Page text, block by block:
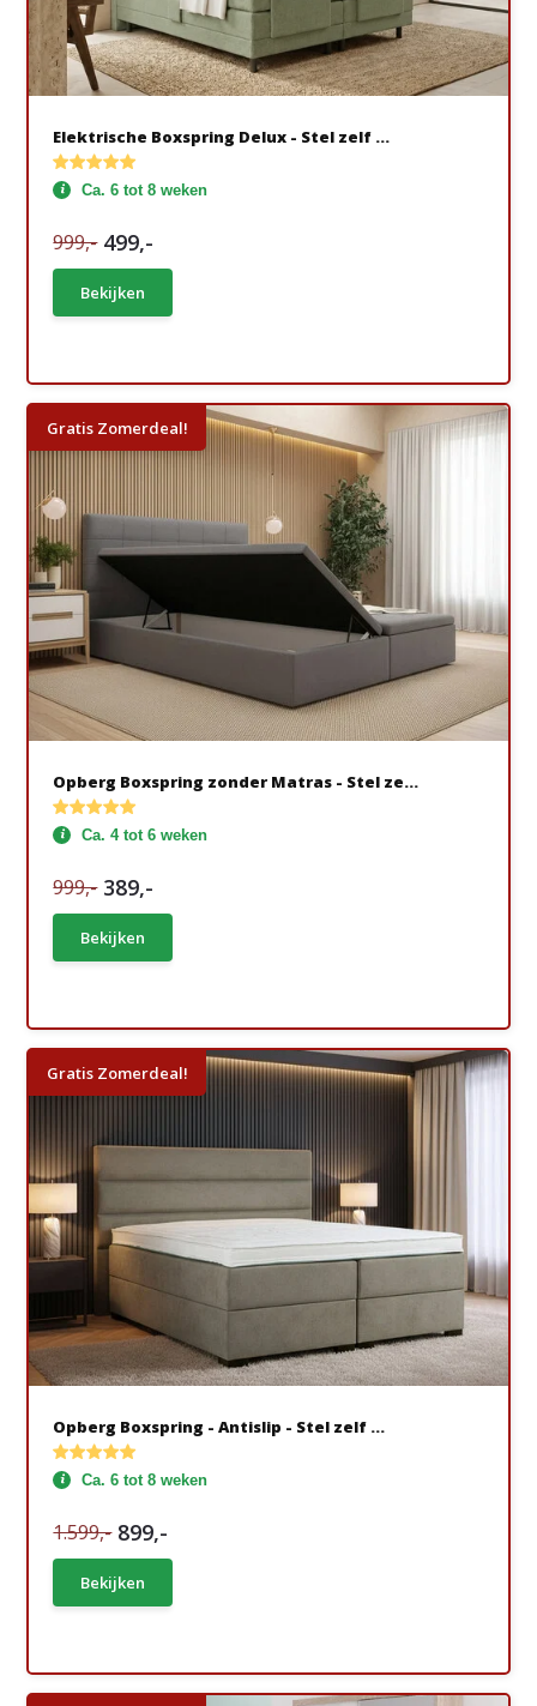
Elektrische Boxspring Delux - Stel zelf ...
Ca. 6 tot 8 weken
999,- 499,-
Bekijken
Gratis Zomerdeal!
Opberg Boxspring zonder Matras - Stel ze...
Ca. 4 tot 6 weken
999,- 389,-
Bekijken
Gratis Zomerdeal!
Opberg Boxspring - Antislip - Stel zelf ...
Ca. 6 tot 8 weken
1.599,- 899,-
Bekijken